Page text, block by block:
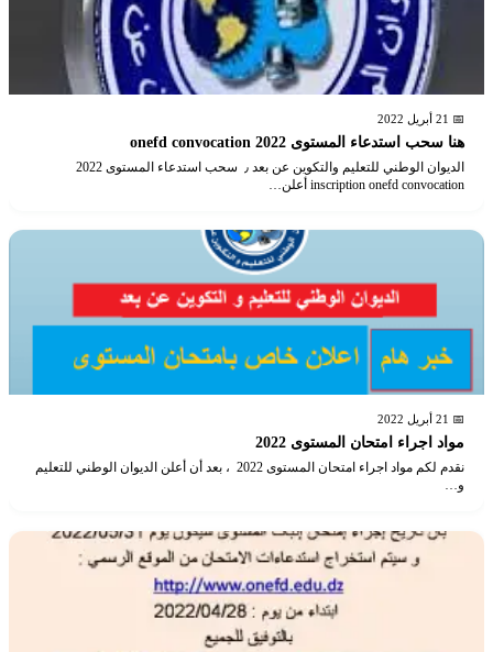
📅 21 أبريل 2022
هنا سحب استدعاء المستوى 2022 onefd convocation
الديوان الوطني للتعليم والتكوين عن بعد ٫ سحب استدعاء المستوى 2022
inscription onefd convocation أعلن…
📅 21 أبريل 2022
مواد اجراء امتحان المستوى 2022
نقدم لكم مواد اجراء امتحان المستوى 2022 ، بعد أن أعلن الديوان الوطني للتعليم
و…